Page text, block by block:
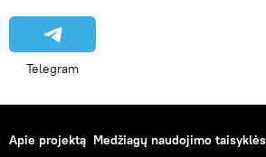
Telegram
Apie projektą Medžiagų naudojimo taisyklės